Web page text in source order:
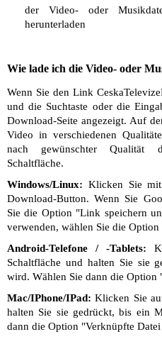
der Video- oder
herunterladen
Wie lade ich die Video- oder
Wenn Sie den Link
und die Suchtaste oder die
Download-Seite angezeigt. Auf
Video in verschiedenen
nach gewünschter Qualität
Schaltfläche.
Windows/Linux: Klicken Sie
Download-Button. Wenn Sie
Sie die Option "Link speichern
verwenden, wählen Sie die
Android-Telefone / -Tablets:
Schaltfläche und halten Sie sie
wird. Wählen Sie dann die
Mac/IPhone/IPad: Klicken Sie
halten Sie sie gedrückt, bis ein
dann die Option "Verknüpfte